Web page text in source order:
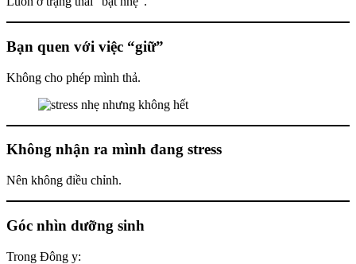
Bạn quen với việc “giữ”
Không cho phép mình thả.
Không nhận ra mình đang stress
Nên không điều chỉnh.
Góc nhìn dưỡng sinh
Trong Đông y: